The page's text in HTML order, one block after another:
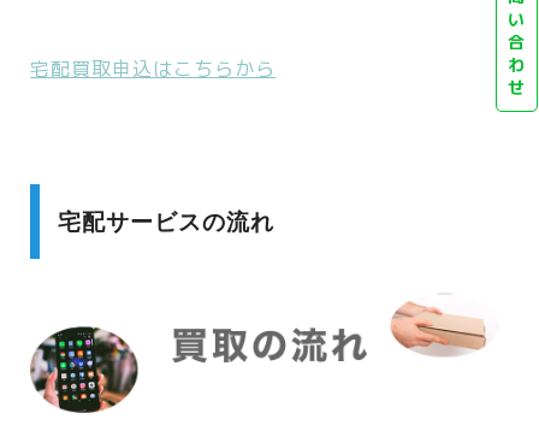
宅配買取申込はこちらから
宅配サービスの流れ
い
合
わ
せ